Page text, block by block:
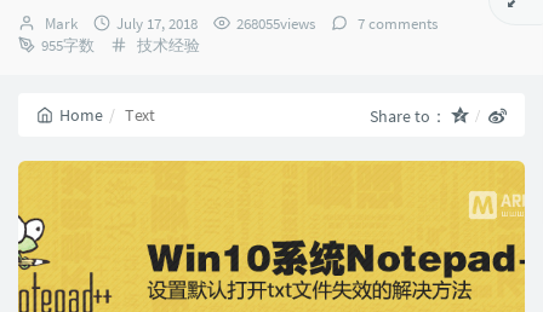
Author：
Mark
发
布
July 17, 2018 268055views
7 comments
955字数
Categories：
技术经验
Home Text Share to：